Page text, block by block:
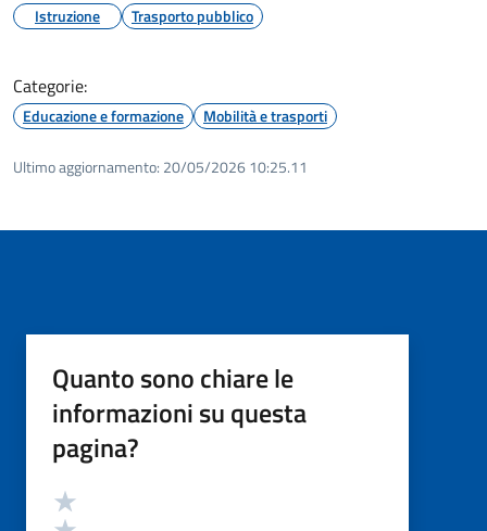
Istruzione Trasporto pubblico
Categorie:
Educazione e formazione Mobilità e trasporti
Ultimo aggiornamento: 20/05/2026 10:25.11
Quanto sono chiare le
informazioni su questa
pagina?
Valutazione